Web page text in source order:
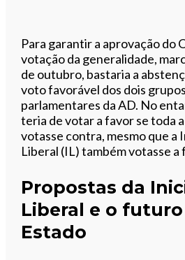
Para garantir a aprovação do
votação da generalidade,
de outubro, bastaria a
voto favorável dos dois grupos
parlamentares da AD. No
teria de votar a favor se toda
votasse contra, mesmo que a
Liberal (IL) também votasse a
Propostas da
Liberal e o
Estado